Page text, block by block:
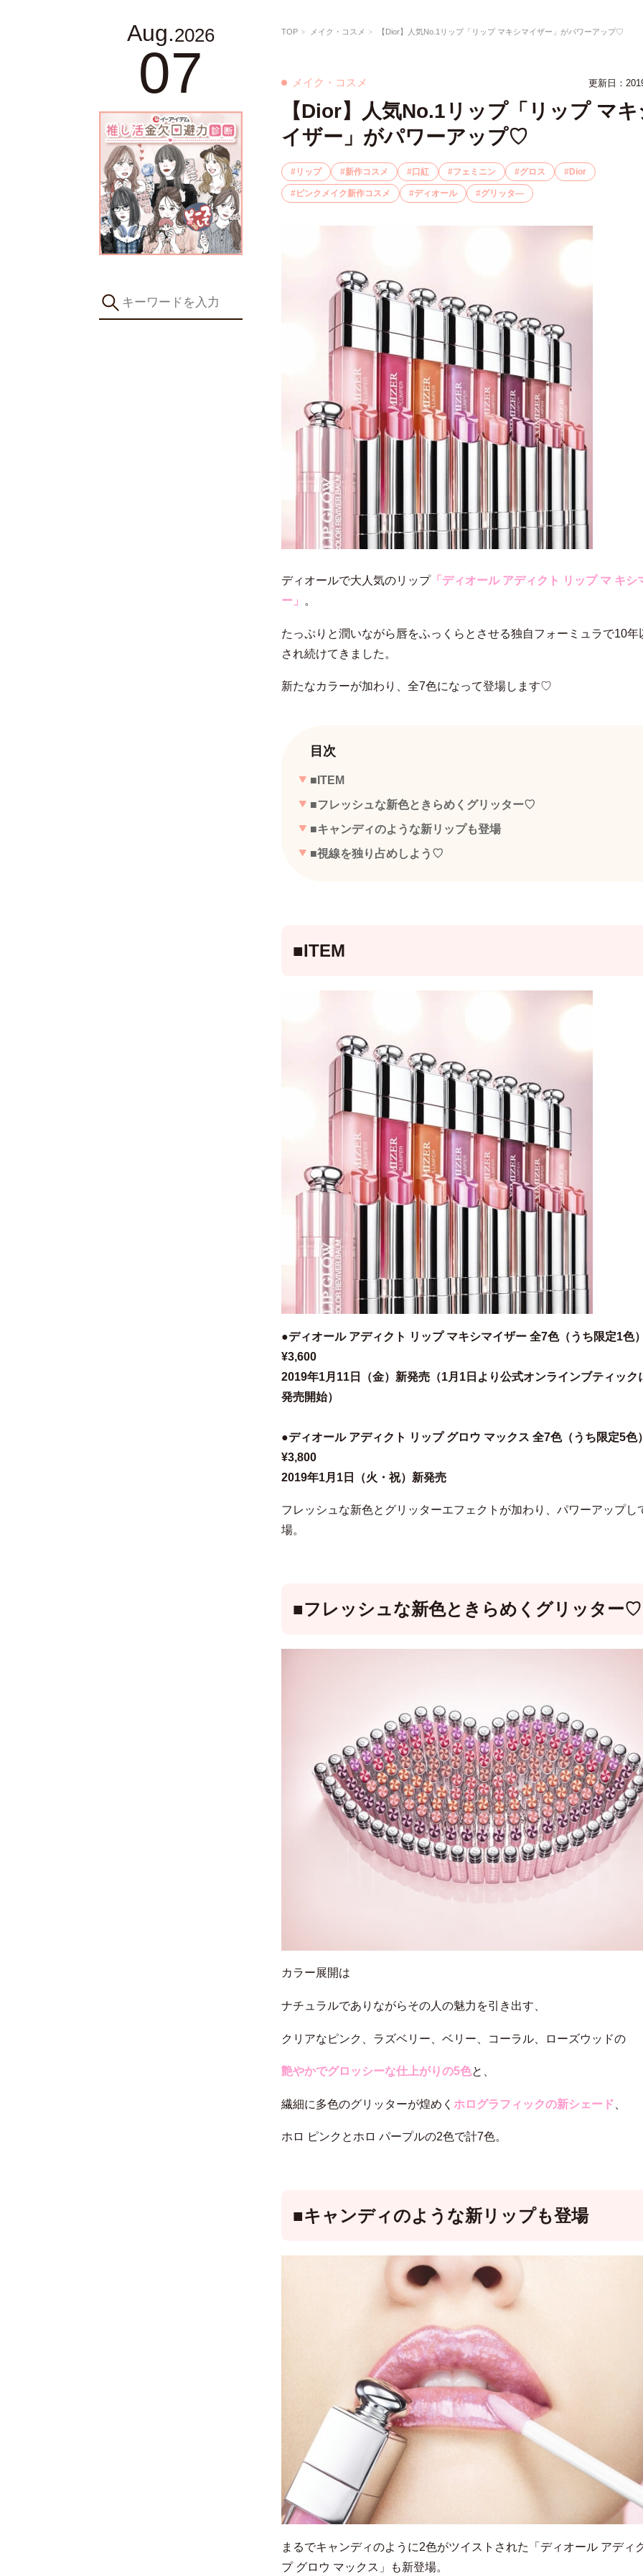
Aug.2026
07
TOP メイク・コスメ 【Dior】人気No.1リップ「リップ マキシマイザー」がパワーアップ♡
メイク・コスメ 更新日：
【Dior】人気No.1リップ「リップ マ
イザー」がパワーアップ♡
リップ 新作コスメ 口紅 フェミニン グロス Dior
ピンクメイク新作コスメ ディオール グリッタ―
ディオールで大人気のリップ「ディオール アディクト リップ マ キシ
ー」
。
たっぷりと潤いながら唇をふっくらとさせる独自フォーミュラで10年
され続けてきました。
新たなカラーが加わり、全7色になって登場します♡
目次
■ITEM
■フレッシュな新色ときらめくグリッター♡
■キャンディのような新リップも登場
■視線を独り占めしよう♡
■ITEM
●ディオール アディクト リップ マキシマイザー 全7色（うち限定1色
¥3,600
2019年1月11日（金）新発売（1月1日より公式オンラインブティック
発売開始）​
●ディオール アディクト リップ グロウ マックス 全7色（うち限定5色
¥3,800
2019年1月1日（火・祝）新発売
フレッシュな新色とグリッターエフェクトが加わり、パワーアップし
場。
■フレッシュな新色ときらめくグリッター♡
カラー展開は
ナチュラルでありながらその人の魅力を引き出す、
クリアなピンク、ラズベリー、ベリー、コーラル、ローズウッドの
艶やかでグロッシーな仕上がりの5色と、
繊細に多色のグリッターが煌めく ホログラフィックの新シェード
ホロ ピンクとホロ パープルの2色で計7色。
■キャンディのような新リップも登場
まるでキャンディのように2色がツイストされた「ディオール アディ
プ グロウ マックス」も新登場。